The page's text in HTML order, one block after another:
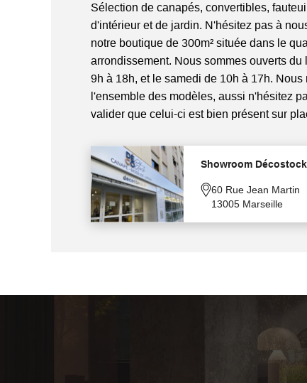
Sélection de canapés, convertibles,
d'intérieur et de jardin. N'hésitez pas à
notre boutique de 300m² située dans le
arrondissement. Nous sommes ouverts
9h à 18h, et le samedi de 10h à 17h. Nous
l'ensemble des modèles, aussi n'hésitez
valider que celui-ci est bien présent sur
Showroom
60 Rue Jean Martin
13005 Marseille